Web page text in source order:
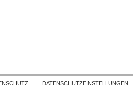
Skip to contentDATENSCHUTZEINSTELLUNGEN